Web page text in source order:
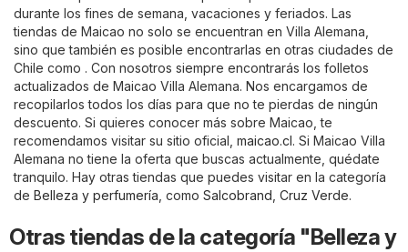
durante los fines de semana, vacaciones y feriados. Las
tiendas de Maicao no solo se encuentran en Villa Alemana,
sino que también es posible encontrarlas en otras ciudades de
Chile como . Con nosotros siempre encontrarás los folletos
actualizados de Maicao Villa Alemana. Nos encargamos de
recopilarlos todos los días para que no te pierdas de ningún
descuento. Si quieres conocer más sobre Maicao, te
recomendamos visitar su sitio oficial, maicao.cl. Si Maicao Villa
Alemana no tiene la oferta que buscas actualmente, quédate
tranquilo. Hay otras tiendas que puedes visitar en la categoría
de Belleza y perfumería , como Salcobrand Cruz Verde.
Otras tiendas de la categoría "Belleza y